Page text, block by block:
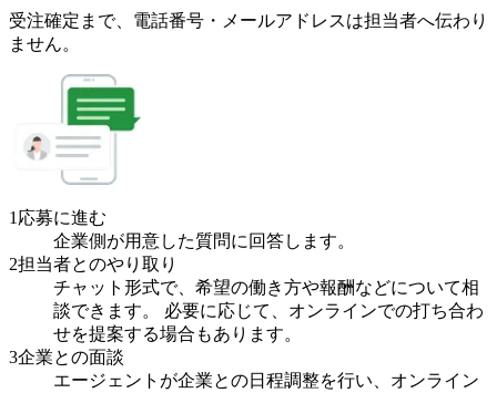
受注確定まで、 電話番号・メールアドレスは担当者へ伝わり
ません。
1 応募に進む
企業側が用意した質問に回答します。
2担当者とのやり取り
チャット形式で、希望の働き方や報酬などについて相
談できます。 必要に応じて、オンラインでの打ち合わ
せを提案する場合もあります。
3企業との面談
エージェントが企業との日程調整を行い、オンライン